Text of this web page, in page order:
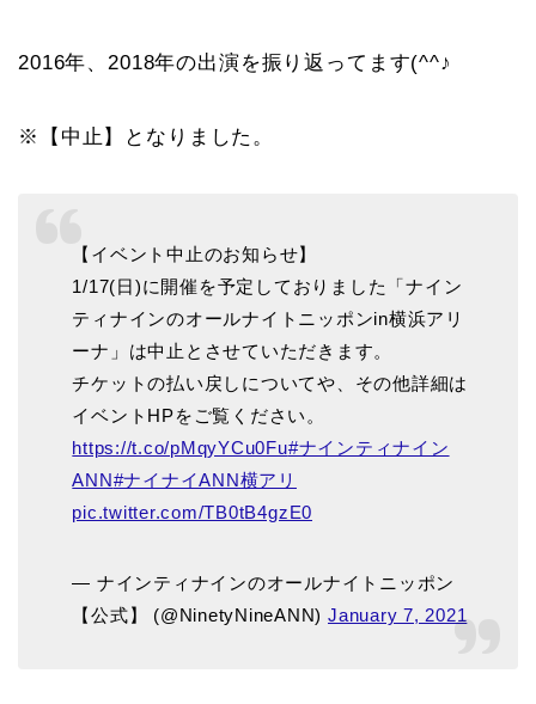
2016年、2018年の出演を振り返ってます(^^♪
※【中止】となりました。
【イベント中止のお知らせ】
1/17(日)に開催を予定しておりました「ナイン
ティナインのオールナイトニッポンin横浜アリ
ーナ」は中止とさせていただきます。
チケットの払い戻しについてや、その他詳細は
イベントHPをご覧ください。
https://t.co/pMqyYCu0Fu#ナインティナイン
ANN#ナイナイANN横アリ
pic.twitter.com/TB0tB4gzE0
— ナインティナインのオールナイトニッポン
【公式】 (@NinetyNineANN) January 7, 2021